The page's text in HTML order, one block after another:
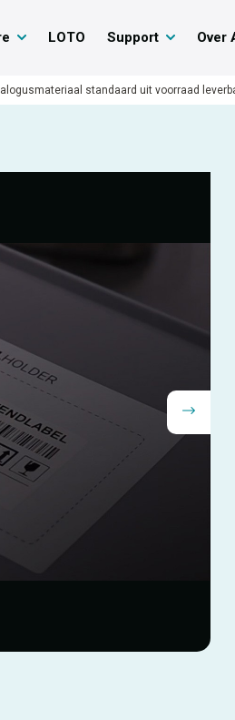
LOTO Support Over
standaard uit voorraad